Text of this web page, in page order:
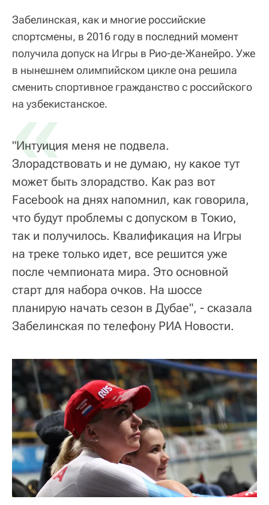
Забелинская, как и многие российские
спортсмены, в 2016 году в последний момент
получила допуск на Игры в Рио-де-Жанейро. Уже
в нынешнем олимпийском цикле она решила
сменить спортивное гражданство с российского
на узбекистанское.
«
"Интуиция меня не подвела.
Злорадствовать и не думаю, ну какое тут
может быть злорадство. Как раз вот
Facebook на днях напомнил, как говорила,
что будут проблемы с допуском в Токио,
так и получилось. Квалификация на Игры
на треке только идет, все решится уже
после чемпионата мира. Это основной
старт для набора очков. На шоссе
планирую начать сезон в Дубае", - сказала
Забелинская по телефону РИА Новости.